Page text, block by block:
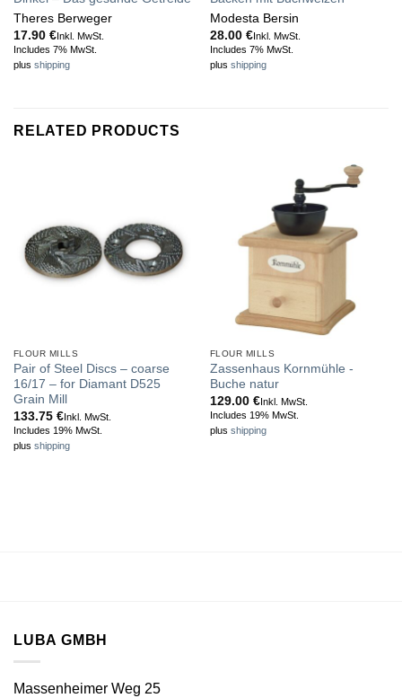
Theres Berweger
17.90 €Inkl. MwSt.
Includes 7% MwSt.
plus shipping
Modesta Bersin
28.00 €Inkl. MwSt.
Includes 7% MwSt.
plus shipping
RELATED PRODUCTS
FLOUR MILLS
Pair of Steel Discs – coarse
16/17 – for Diamant D525
Grain Mill
133.75 €Inkl. MwSt.
Includes 19% MwSt.
plus shipping
FLOUR MILLS
Zassenhaus Kornmühle -
Buche natur
129.00 €Inkl. MwSt.
Includes 19% MwSt.
plus shipping
LUBA GMBH
Massenheimer Weg 25